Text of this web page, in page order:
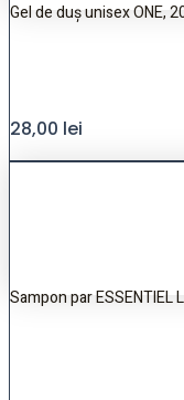
Gel de duș unisex ONE,
28,00 lei
Sampon par ESSENTIEL